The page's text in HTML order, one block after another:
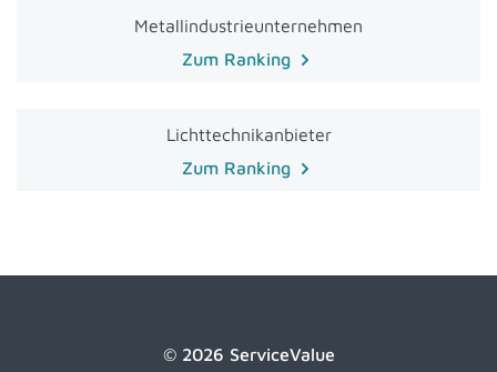
Metallindustrieunternehmen
Zum Ranking
Lichttechnikanbieter
Zum Ranking
© 2026 ServiceValue